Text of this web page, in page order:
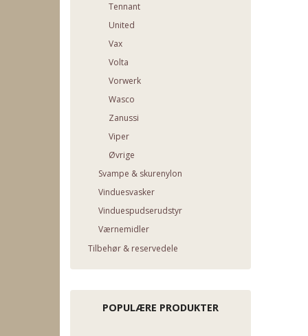
Tennant
United
Vax
Volta
Vorwerk
Wasco
Zanussi
Viper
Øvrige
Svampe & skurenylon
Vinduesvasker
Vinduespudserudstyr
Værnemidler
Tilbehør & reservedele
POPULÆRE PRODUKTER